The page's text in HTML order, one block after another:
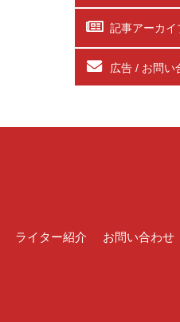
記事アーカイ
広告 / お問い
ライター紹介 お問い合わせ